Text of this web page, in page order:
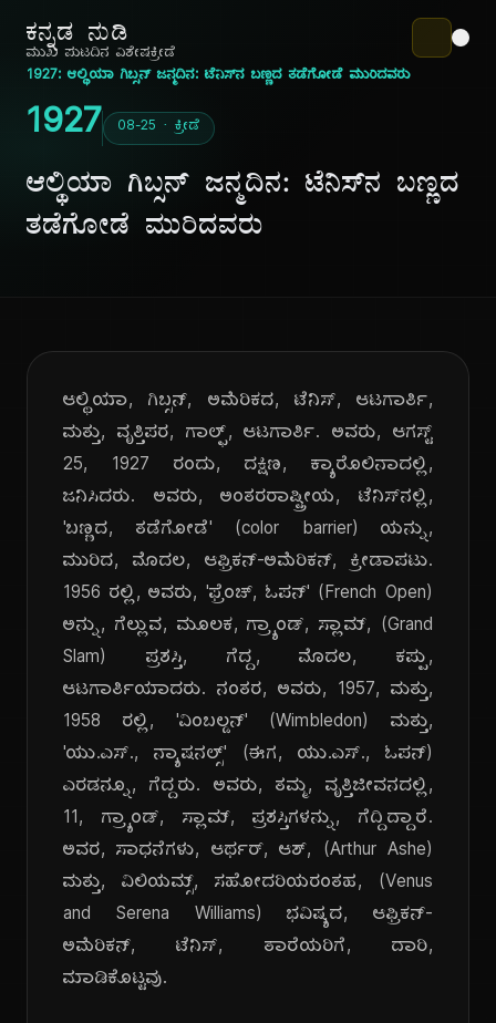
ಕನ್ನಡ ನುಡಿ
ಮುಖ ಪುಟದಿನ ವಿಶೇಷಕ್ರೀಡೆ
1927: ಆಲ್ಥಿಯಾ ಗಿಬ್ಸನ್ ಜನ್ಮದಿನ: ಟೆನಿಸ್‌ನ ಬಣ್ಣದ ತಡೆಗೋಡೆ ಮುರಿದವರು
1927 08-25 · ಕ್ರೀಡೆ
ಆಲ್ಥಿಯಾ ಗಿಬ್ಸನ್ ಜನ್ಮದಿನ: ಟೆನಿಸ್‌ನ ಬಣ್ಣದ
ತಡೆಗೋಡೆ ಮುರಿದವರು
ಆಲ್ಥಿಯಾ, ಗಿಬ್ಸನ್, ಅಮೆರಿಕದ, ಟೆನಿಸ್, ಆಟಗಾರ್ತಿ,
ಮತ್ತು, ವೃತ್ತಿಪರ, ಗಾಲ್ಫ್, ಆಟಗಾರ್ತಿ. ಅವರು, ಆಗಸ್ಟ್
25, 1927 ರಂದು, ದಕ್ಷಿಣ, ಕ್ಯಾರೊಲಿನಾದಲ್ಲಿ,
ಜನಿಸಿದರು. ಅವರು, ಅಂತರರಾಷ್ಟ್ರೀಯ, ಟೆನಿಸ್‌ನಲ್ಲಿ,
'ಬಣ್ಣದ, ತಡೆಗೋಡೆ' (color barrier) ಯನ್ನು,
ಮುರಿದ, ಮೊದಲ, ಆಫ್ರಿಕನ್-ಅಮೆರಿಕನ್, ಕ್ರೀಡಾಪಟು.
1956 ರಲ್ಲಿ, ಅವರು, 'ಫ್ರೆಂಚ್, ಓಪನ್' (French Open)
ಅನ್ನು, ಗೆಲ್ಲುವ, ಮೂಲಕ, ಗ್ರ್ಯಾಂಡ್, ಸ್ಲಾಮ್, (Grand
Slam) ಪ್ರಶಸ್ತಿ, ಗೆದ್ದ, ಮೊದಲ, ಕಪ್ಪು,
ಆಟಗಾರ್ತಿಯಾದರು. ನಂತರ, ಅವರು, 1957, ಮತ್ತು,
1958 ರಲ್ಲಿ, 'ವಿಂಬಲ್ಡನ್' (Wimbledon) ಮತ್ತು,
'ಯು.ಎಸ್., ನ್ಯಾಷನಲ್ಸ್' (ಈಗ, ಯು.ಎಸ್., ಓಪನ್)
ಎರಡನ್ನೂ, ಗೆದ್ದರು. ಅವರು, ತಮ್ಮ, ವೃತ್ತಿಜೀವನದಲ್ಲಿ,
11, ಗ್ರ್ಯಾಂಡ್, ಸ್ಲಾಮ್, ಪ್ರಶಸ್ತಿಗಳನ್ನು, ಗೆದ್ದಿದ್ದಾರೆ.
ಅವರ, ಸಾಧನೆಗಳು, ಆರ್ಥರ್, ಆಶ್, (Arthur Ashe)
ಮತ್ತು, ವಿಲಿಯಮ್ಸ್, ಸಹೋದರಿಯರಂತಹ, (Venus
and Serena Williams) ಭವಿಷ್ಯದ, ಆಫ್ರಿಕನ್-
ಅಮೆರಿಕನ್, ಟೆನಿಸ್, ತಾರೆಯರಿಗೆ, ದಾರಿ,
ಮಾಡಿಕೊಟ್ಟವು.